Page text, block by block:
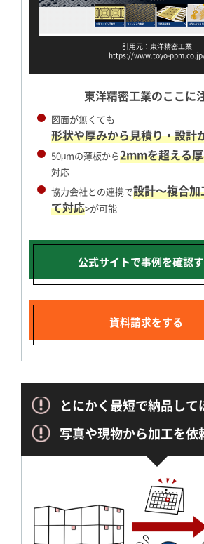
引用元：東洋精密工業
https://www.toyo-
東洋精密工業のここに
図面が無くても
形状や厚みから見積り・設計
50μmの薄板から2mmを超える
対応
協力会社との連携で設計～複合
て対応>が可能
公式サイトで事例を確認
資料請求をする
とにかく最短で納品して
写真や現物から加工を依